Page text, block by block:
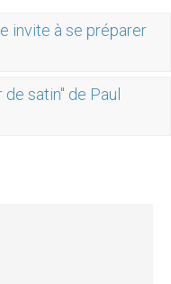
invite à se préparer
de satin" de Paul